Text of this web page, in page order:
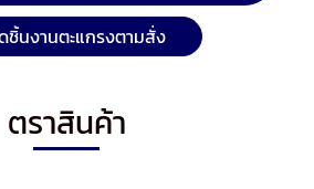
ชิ้นงานตะแกรงตามสั่ง
ตราสินค้า